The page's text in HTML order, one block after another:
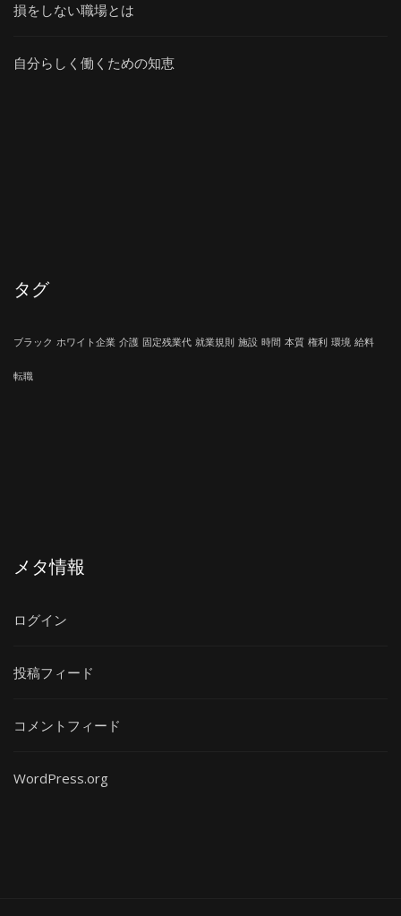
損をしない職場とは
自分らしく働くための知恵
タグ
ブラック ホワイト企業 介護 固定残業代 就業規則 施設 時間 本質 権利 環境 給料
転職
メタ情報
ログイン
投稿フィード
コメントフィード
WordPress.org